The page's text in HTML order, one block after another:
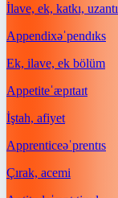
İlave, ek, katkı, uzantı
Appendixəˈpendɪks
Ek, ilave, ek bölüm
Appetiteˈæpɪtaɪt
İştah, afiyet
Apprenticeəˈprentɪs
Çırak, acemi